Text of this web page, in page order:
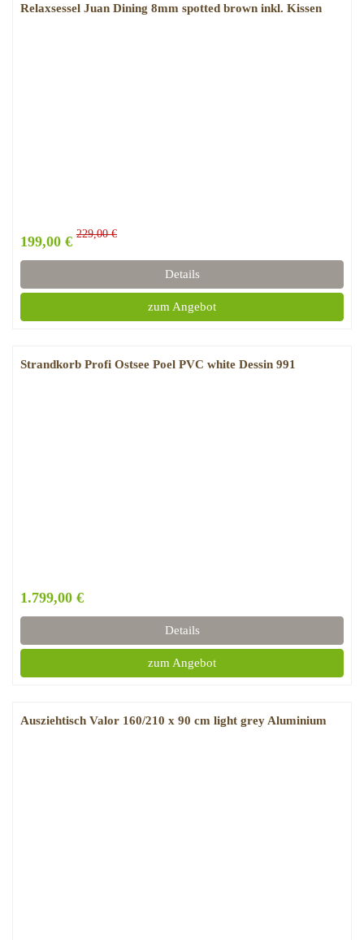
Relaxsessel Juan Dining 8mm spotted brown inkl. Kissen
199,00 € 229,00 €
Details
zum Angebot
Strandkorb Profi Ostsee Poel PVC white Dessin 991
1.799,00 €
Details
zum Angebot
Ausziehtisch Valor 160/210 x 90 cm light grey Aluminium